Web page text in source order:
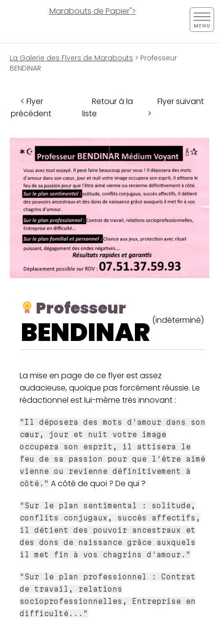
Marabouts de Papier">
La Galerie des Flyers de Marabouts > Professeur
BENDINAR
< Flyer
précédent
Retour à la
liste
Flyer suivant
>
Professeur
BENDINAR (indéterminé)
La mise en page de ce flyer est assez
audacieuse, quoique pas forcément réussie. Le
rédactionnel est lui-même très innovant :
"Il déposera des mots d'amour dans son
cœur, jour et nuit votre image
occupera son esprit, il attisera le
feu de sa passion pour que l'être aimé
vienne ou revienne définitivement à
côté." A côté de quoi ? De qui ?
"Sur le plan sentimental : solitude,
conflits conjugaux, succès affectifs,
il détient des pouvoir ancestraux et
des dons de naissance grâce auxquels
il met fin à vos chagrins d'amour."
"Sur le plan professionnel : Contrat
de travail, relations
socioprofessionnelles, Entreprise en
difficulté..."